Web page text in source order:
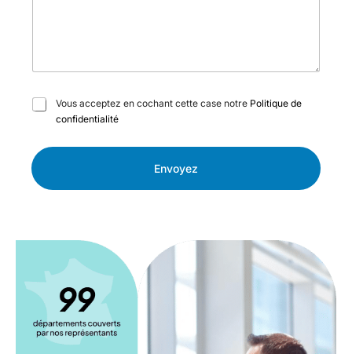
C
s
à
h
Vous acceptez en cochant cette case notre Politique de
confidentialité
Envoyez